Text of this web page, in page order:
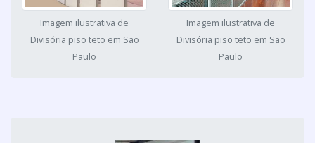
Imagem ilustrativa de
Divisória piso teto em São
Paulo
Imagem ilustrativa de
Divisória piso teto em São
Paulo